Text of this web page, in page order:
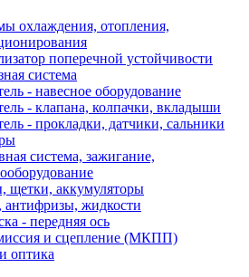
охлаждения, отопления,
поперечной устойчивости
система
- навесное оборудование
- клапана, колпачки, вкладыши
- прокладки, датчики, сальники
система, зажигание,
щетки, аккумуляторы
антифризы, жидкости
- передняя ось
и сцепление (МКПП)
оптика